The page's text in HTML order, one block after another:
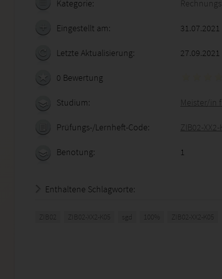
Kategorie:
Eingestellt am:
Letzte Aktualisierung: 27.09.2021
0 Bewertung
Studium: Meister/in
Prüfungs-/Lernheft-Code: ZIB02-
Benotung: 1
Enthaltene Schlagworte:
ZIB02 ZIB02-XX2-K05 sgd 100% ZIB02-XX2-K05